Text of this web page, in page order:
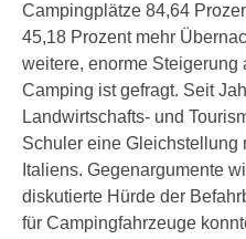
Campingplätze 84,64
45,18 Prozent mehr
weitere, enorme Steigerung
Camping ist gefragt. Seit
Landwirtschafts- und
Schuler eine Gleichstellung
Italiens. Gegenargumente
diskutierte Hürde der
für Campingfahrzeuge